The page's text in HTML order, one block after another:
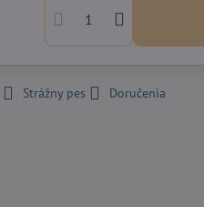
Strážny pes Doručenia